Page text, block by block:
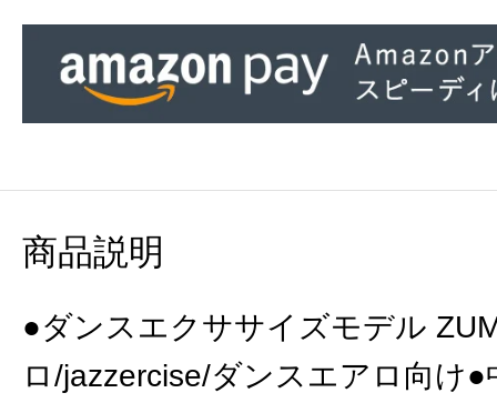
商品説明
●ダンスエクササイズモデル
ロ/jazzercise/ダンスエアロ向け